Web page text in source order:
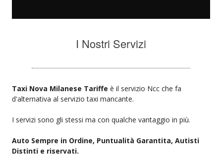
I Nostri Servizi
Taxi Nova Milanese Tariffe è il servizio Ncc che fa
d'alternativa al servizio taxi mancante.
I servizi sono gli stessi ma con qualche vantaggio in più.
Auto Sempre in Ordine, Puntualità Garantita, Autisti
Distinti e riservati.